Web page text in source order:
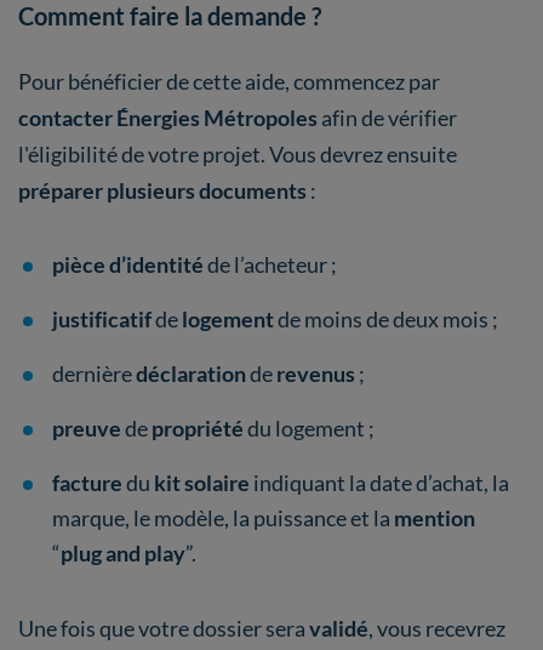
Comment faire la demande ?
Pour bénéficier de cette aide, commencez par
contacter Énergies Métropoles afin de vérifier
l'éligibilité de votre projet. Vous devrez ensuite
préparer plusieurs documents :
pièce d’identitéde l’acheteur ;
justificatifdelogementde moins de deux mois ;
dernièredéclarationderevenus ;
preuvedepropriétédu logement ;
facturedu kit solaire indiquant la date d’achat, la
marque, le modèle, la puissance et la mention
“plug and play”.
Une fois que votre dossier seravalidé, vous recevrez